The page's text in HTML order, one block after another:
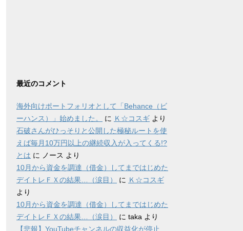
最近のコメント
海外向けポートフォリオとして「Behance（ビ
ーハンス）」始めました。
に Ｋ☆コスギ より
石破さんがひっそりと公開した極秘ルートを使
えば毎月10万円以上の継続収入が入ってくる!?
とは に ノース より
10月から資金を調達（借金）してまではじめた
デイトレＦＸの結果…（涙目）
に Ｋ☆コスギ
より
10月から資金を調達（借金）してまではじめた
デイトレＦＸの結果…（涙目）
に taka より
【悲報】YouTubeチャンネルの収益化が停止